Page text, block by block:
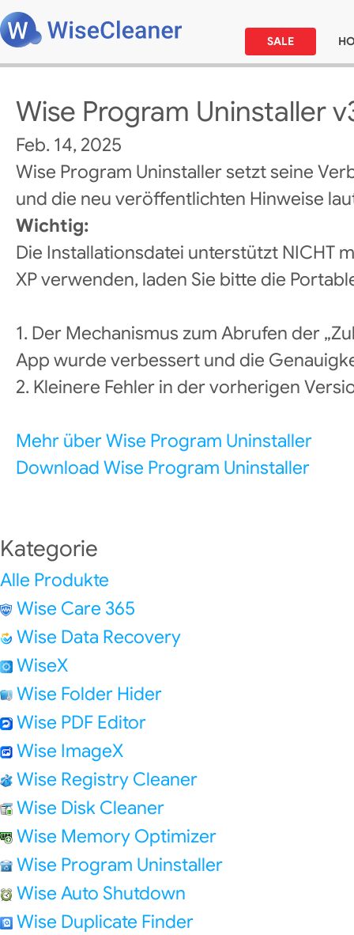
SALE
Wise Program Uninstaller
Feb. 14, 2025
Wise Program Uninstaller setzt seine
und die neu veröffentlichten Hinweise
Wichtig:
Die Installationsdatei unterstützt NICHT
XP verwenden, laden Sie bitte die
1. Der Mechanismus zum Abrufen der
App wurde verbessert und die
2. Kleinere Fehler in der vorherigen
Mehr über Wise Program Uninstaller
Download Wise Program Uninstaller
Kategorie
Alle Produkte
Wise Care 365
Wise Data Recovery
WiseX
Wise Folder Hider
Wise PDF Editor
Wise ImageX
Wise Registry Cleaner
Wise Disk Cleaner
Wise Memory Optimizer
Wise Program Uninstaller
Wise Auto Shutdown
Wise Duplicate Finder